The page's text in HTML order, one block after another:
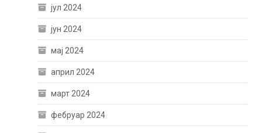
јул 2024
јун 2024
мај 2024
април 2024
март 2024
фебруар 2024